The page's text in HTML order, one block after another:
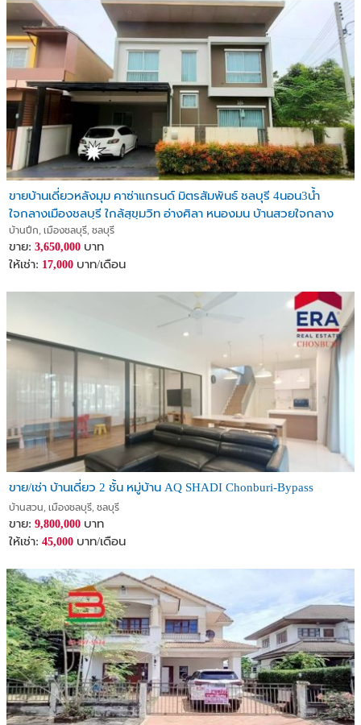
ขายบ้านเดี่ยวหลังมุม คาซ่าแกรนด์ มิตรสัมพันธ์ ชลบุรี 4นอน3น้ำ
ใจกลางเมืองชลบุรี ใกล้สุขุมวิท อ่างศิลา หนองมน บ้านสวยใจกลาง
เมือง ใกล้กรุงเทพฯ ขายถูก
บ้านปึก, เมืองชลบุรี, ชลบุรี
ขาย: 3,650,000 บาท
ให้เช่า: 17,000 บาท/เดือน
ขาย/เช่า บ้านเดี่ยว 2 ชั้น หมู่บ้าน AQ SHADI Chonburi-Bypass
บ้านสวน, เมืองชลบุรี, ชลบุรี
ขาย: 9,800,000 บาท
ให้เช่า: 45,000 บาท/เดือน